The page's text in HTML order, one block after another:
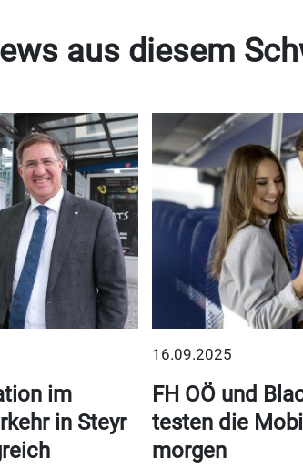
aus diesem
im
in Steyr
16.09.2025
FH OÖ und
testen die
morgen